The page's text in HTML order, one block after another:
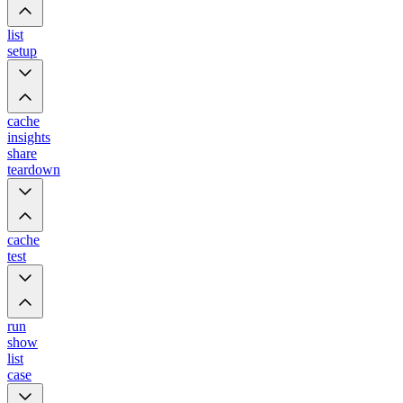
list
setup
cache
insights
share
teardown
cache
test
run
show
list
case